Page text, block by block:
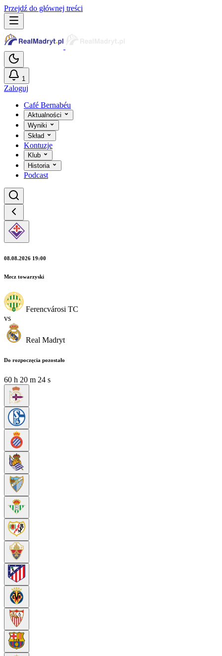
Przejdź do głównej treści
1
Zaloguj
Café Bernabéu
Aktualności
Wyniki
Skład
Kontuzje
Klub
Historia
Podcast
08.08.2026 19:00
Mecz towarzyski
Ferencvárosi TC
vs
Real Madryt
Do rozpoczęcia pozostało
60 h 20 m 23 s